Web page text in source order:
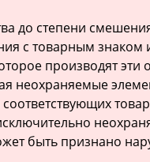
до степени
с товарным знаком
производят эти
неохраняемые
быть признано